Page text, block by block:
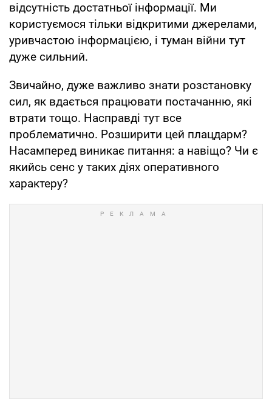
відсутність достатньої інформації. Ми
користуємося тільки відкритими джерелами,
уривчастою інформацією, і туман війни тут
дуже сильний.
Звичайно, дуже важливо знати розстановку
сил, як вдається працювати постачанню, які
втрати тощо. Насправді тут все
проблематично. Розширити цей плацдарм?
Насамперед виникає питання: а навіщо? Чи є
якийсь сенс у таких діях оперативного
характеру?